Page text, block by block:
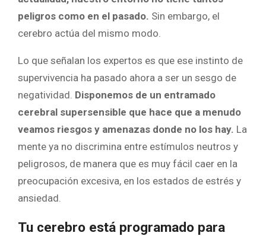
peligros como en el pasado. Sin embargo, el
cerebro actúa del mismo modo.
Lo que señalan los expertos es que ese instinto de
supervivencia ha pasado ahora a ser un sesgo de
negatividad. Disponemos de un entramado
cerebral supersensible que hace que a menudo
veamos riesgos y amenazas donde no los hay. La
mente ya no discrimina entre estímulos neutros y
peligrosos, de manera que es muy fácil caer en la
preocupación excesiva, en los estados de estrés y
ansiedad.
Tu cerebro está programado para